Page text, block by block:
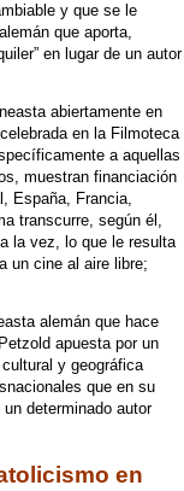
y que se le
que aporta,
en lugar de un autor
abiertamente en
en la Filmoteca
a aquellas
muestran financiación
España, Francia,
transcurre, según él,
la vez, lo que le resulta
un cine al aire libre;
alemán que hace
apuesta por un
y geográfica
que en su
determinado autor
en